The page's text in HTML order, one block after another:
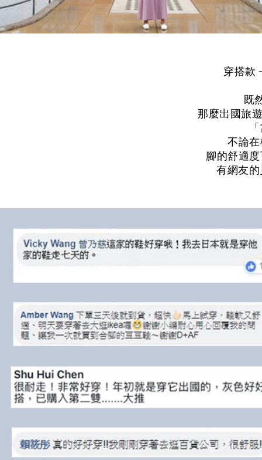
穿搭款
既
那麼出國旅
不論
腳的舒適
有網友